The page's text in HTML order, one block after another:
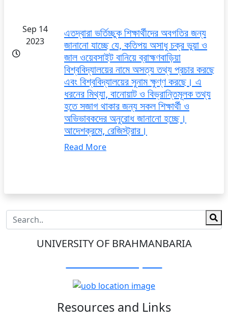
Sep 14
2023
এতদ্বারা ভর্তিচ্ছুক শিক্ষার্থীদের অবগতির জন্য
জানানো যাচ্ছে যে, কতিপয় অসাধু চক্র ভুয়া ও
জাল ওয়েবসাইট বানিয়ে ব্রাহ্মণবাড়িয়া
বিশ্ববিদ্যালয়ের নামে অসত্য তথ্য প্রচার করছে
এবং বিশ্ববিদ্যালয়ের সুনাম ক্ষুণ্ণ করছে। এ
ধরনের মিথ্যা, বানোয়াট ও বিভ্রান্তিমূলক তথ্য
হতে সজাগ থাকার জন্য সকল শিক্ষার্থী ও
অভিভাবকদের অনুরোধ জানানো হচ্ছে।
আদেশক্রমে, রেজিস্ট্রার।
Read More
UNIVERSITY OF BRAHMANBARIA
Resources and Links